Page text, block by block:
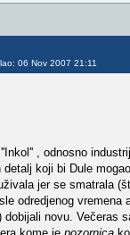
06 Nov 2007 21:11
, odnosno
detalj koji bi Dule
jer se smatrala
odredjenog vremena
dobijali novu. Večeras